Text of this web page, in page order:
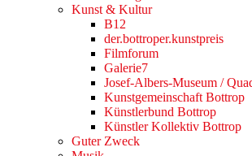
Kunst & Kultur
B12
der.bottroper.kunstpreis
Filmforum
Galerie7
Josef-Albers-Museum /
Kunstgemeinschaft Bottrop
Künstlerbund Bottrop
Künstler Kollektiv Bottrop
Guter Zweck